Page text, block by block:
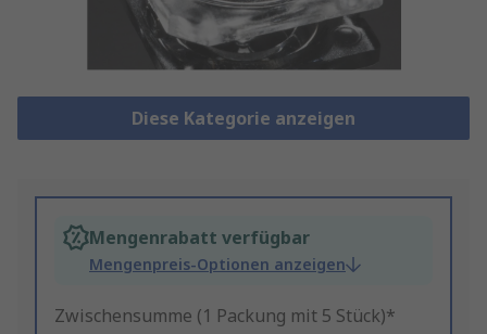
Diese Kategorie anzeigen
Mengenrabatt verfügbar
Mengenpreis-Optionen anzeigen
Zwischensumme (1 Packung mit 5 Stück)*